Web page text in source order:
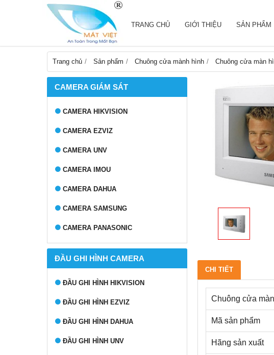
TRANG CHỦ GIỚI THIỆU SẢN PHẨM
Trang chủ Sản phẩm Chuông cửa mành hình Chuông cửa màn
CAMERA GIÁM SÁT
CAMERA HIKVISION
CAMERA EZVIZ
CAMERA UNV
CAMERA IMOU
CAMERA DAHUA
CAMERA SAMSUNG
CAMERA PANASONIC
ĐẦU GHI HÌNH CAMERA
ĐẦU GHI HÌNH HIKVISION
ĐẦU GHI HÌNH EZVIZ
ĐẦU GHI HÌNH DAHUA
ĐẦU GHI HÌNH UNV
CHI TIẾT
Chuông cửa
Mã sản phẩm
Hãng sản xuất